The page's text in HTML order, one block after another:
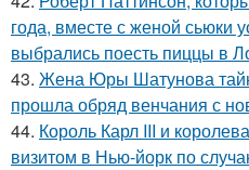
года, вместе с женой сьюки
выбрались поесть пиццы в
43. Жена Юры Шатунова
прошла обряд венчания с
44. Король Карл III и
визитом в Нью-йорк по